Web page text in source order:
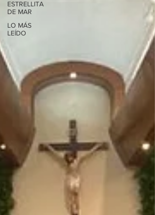
ESTRELLITA
DE MAR
LO MÁS
LEÍDO